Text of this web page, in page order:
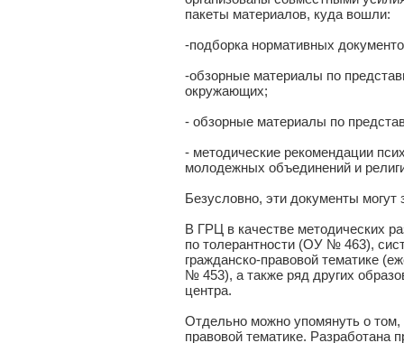
пакеты материалов, куда вошли:
-подборка нормативных
-обзорные материалы по
окружающих;
- обзорные материалы по
- методические рекомендации
молодежных объединений и
Безусловно, эти документы могут
В ГРЦ в качестве методических
по толерантности (ОУ № 463),
гражданско-правовой тематике
№ 453), а также ряд других
центра.
Отдельно можно упомянуть о том,
правовой тематике. Разработана